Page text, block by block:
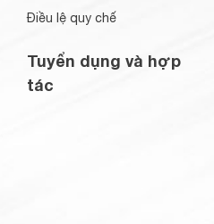
Điều lệ quy chế
Tuyển dụng và hợp
tác